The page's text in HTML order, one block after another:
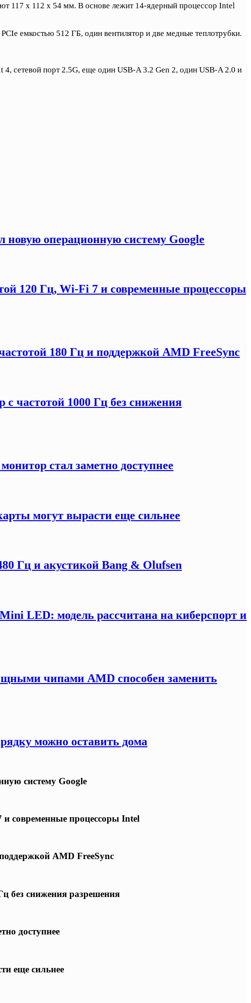
117 x 112 x 54 мм. В основе лежит 14-ядерный процессор Intel
емкостью 512 ГБ, один вентилятор и две медные теплотрубки.
сетевой порт 2.5G, еще один USB-A 3.2 Gen 2, один USB-A 2.0 и
новую операционную систему Google
120 Гц, Wi-Fi 7 и современные процессоры
180 Гц и поддержкой AMD FreeSync
частотой 1000 Гц без снижения
стал заметно доступнее
могут вырасти еще сильнее
Гц и акустикой Bang & Olufsen
LED: модель рассчитана на киберспорт и
чипами AMD способен заменить
можно оставить дома
систему Google
и современные процессоры Intel
AMD FreeSync
без снижения разрешения
доступнее
еще сильнее